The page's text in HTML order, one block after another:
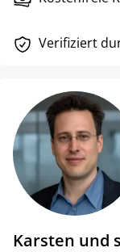
Verifiziert
Karsten und